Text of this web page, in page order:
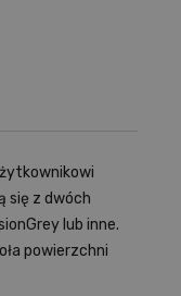
się z dwóch
lub inne.
powierzchni